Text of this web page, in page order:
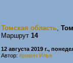
Томская область,
Маршрут 14
12 августа 2019 г.,
Автор: Кривич Илья